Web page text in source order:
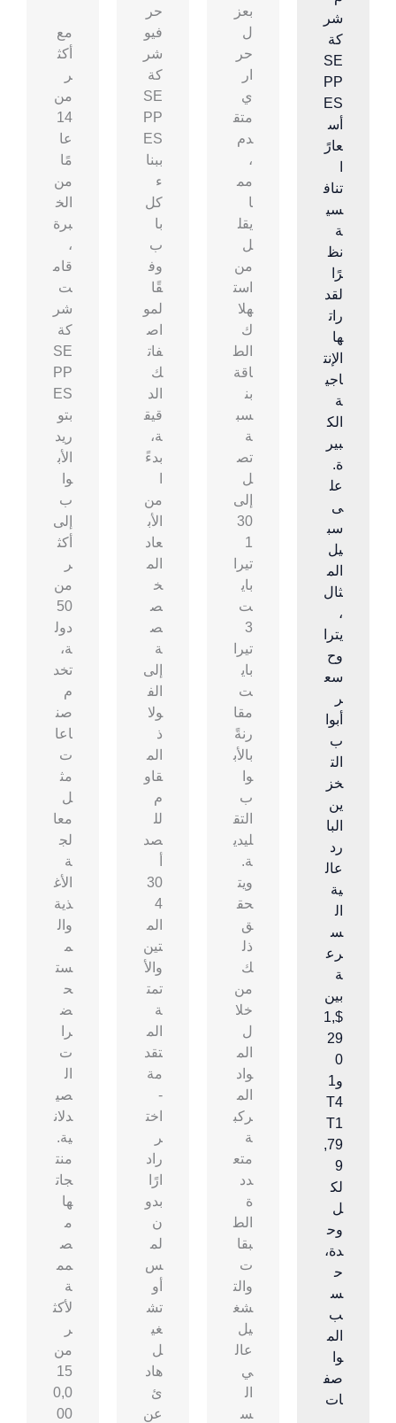
شر
كة
SE
PP
ES
أس
عارً
تناف
سي
ة
نظ
رًا
لقد
رات
ها
الإنت
اجي
ة
الك
بير
ة.
عل
ى
سب
يل
الم
ثال
،
يترا
وح
سع
ر
أبوا
ب
الت
خز
ين
البا
رد
عال
ية
ال
س
رع
ة
بين
$1,
29
0
و1
T4
T1
,79
9
لك
ل
وح
دة،
ح
س
ب
الم
وا
صف
ات
بعز
ل
حر
ار
ي
متق
دم
،
مم
ا
يقل
ل
من
است
هلا
ك
الط
اقة
بن
سب
ة
تص
ل
إلى
30
1
تيرا
باي
ت
3
تيرا
باي
ت
مقا
رنةً
بالأب
وا
ب
التق
ليدي
ة.
ويت
حق
ق
ذل
ك
من
خلا
ل
الم
واد
الم
ركب
ة
متع
دد
ة
الط
بقا
ت
والت
شغ
يل
عال
ي
ال
س
حر
فيو
شر
كة
SE
PP
ES
ببنا
ء
كل
با
ب
وف
قًا
لمو
اص
فات
ك
الد
قيق
ة،
بدءً
من
الأب
عاد
الم
خ
ص
ص
ة
إلى
الف
ولا
ذ
الم
قاو
م
لل
صد
30
4
الم
تين
والأ
تمت
ة
الم
تقد
مة
-
اخت
ر
راد
ارًا
بدو
ن
لم
س
أو
تش
غي
ل
هاد
ئ
عن
مع
أكث
ر
من
14
عا
مًا
من
الخ
برة
،
قام
ت
شر
كة
SE
PP
ES
بتو
ريد
الأب
وا
ب
إلى
أكث
ر
من
50
دول
ة،
تخد
م
صن
اعا
ت
مث
ل
معا
لج
ة
الأغ
ذية
وال
م
ست
ح
ض
را
ت
ال
صي
دلان
ية.
منت
جات
ها
م
ص
مم
ة
لأكث
ر
من
15
0,0
00